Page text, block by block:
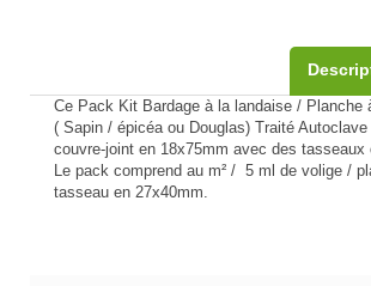
Ce Pack Kit Bardage à la landaise / Planche
( Sapin / épicéa ou Douglas) Traité
couvre-joint en 18x75mm avec des
Le pack comprend au m² / 5 ml de volige /
tasseau en 27x40mm.